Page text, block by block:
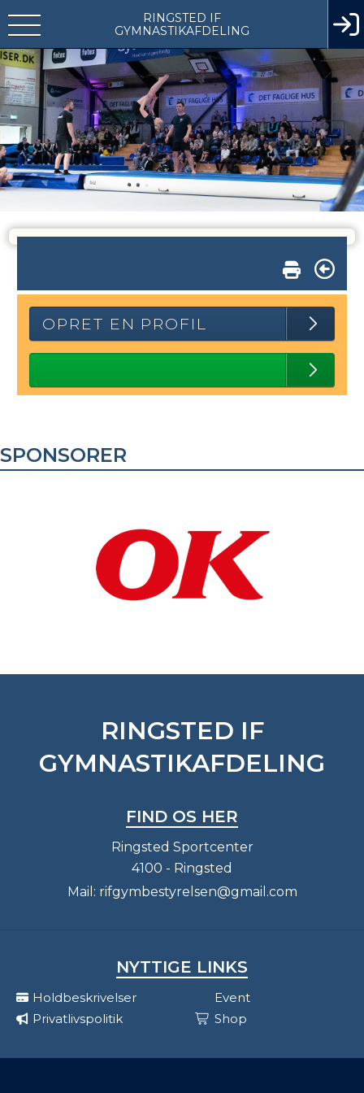
RINGSTED IF
GYMNASTIKAFDELING
OPRET EN PROFIL
SPONSORER
RINGSTED IF
GYMNASTIKAFDELING
FIND OS HER
Ringsted Sportcenter
4100 - Ringsted
Mail: rifgymbestyrelsen@gmail.com
NYTTIGE LINKS
Holdbeskrivelser
Event
Privatlivspolitik
Shop